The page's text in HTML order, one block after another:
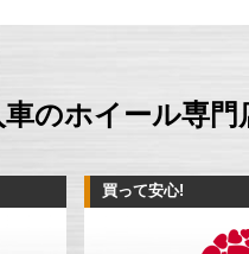
のホイール専
買って安心!